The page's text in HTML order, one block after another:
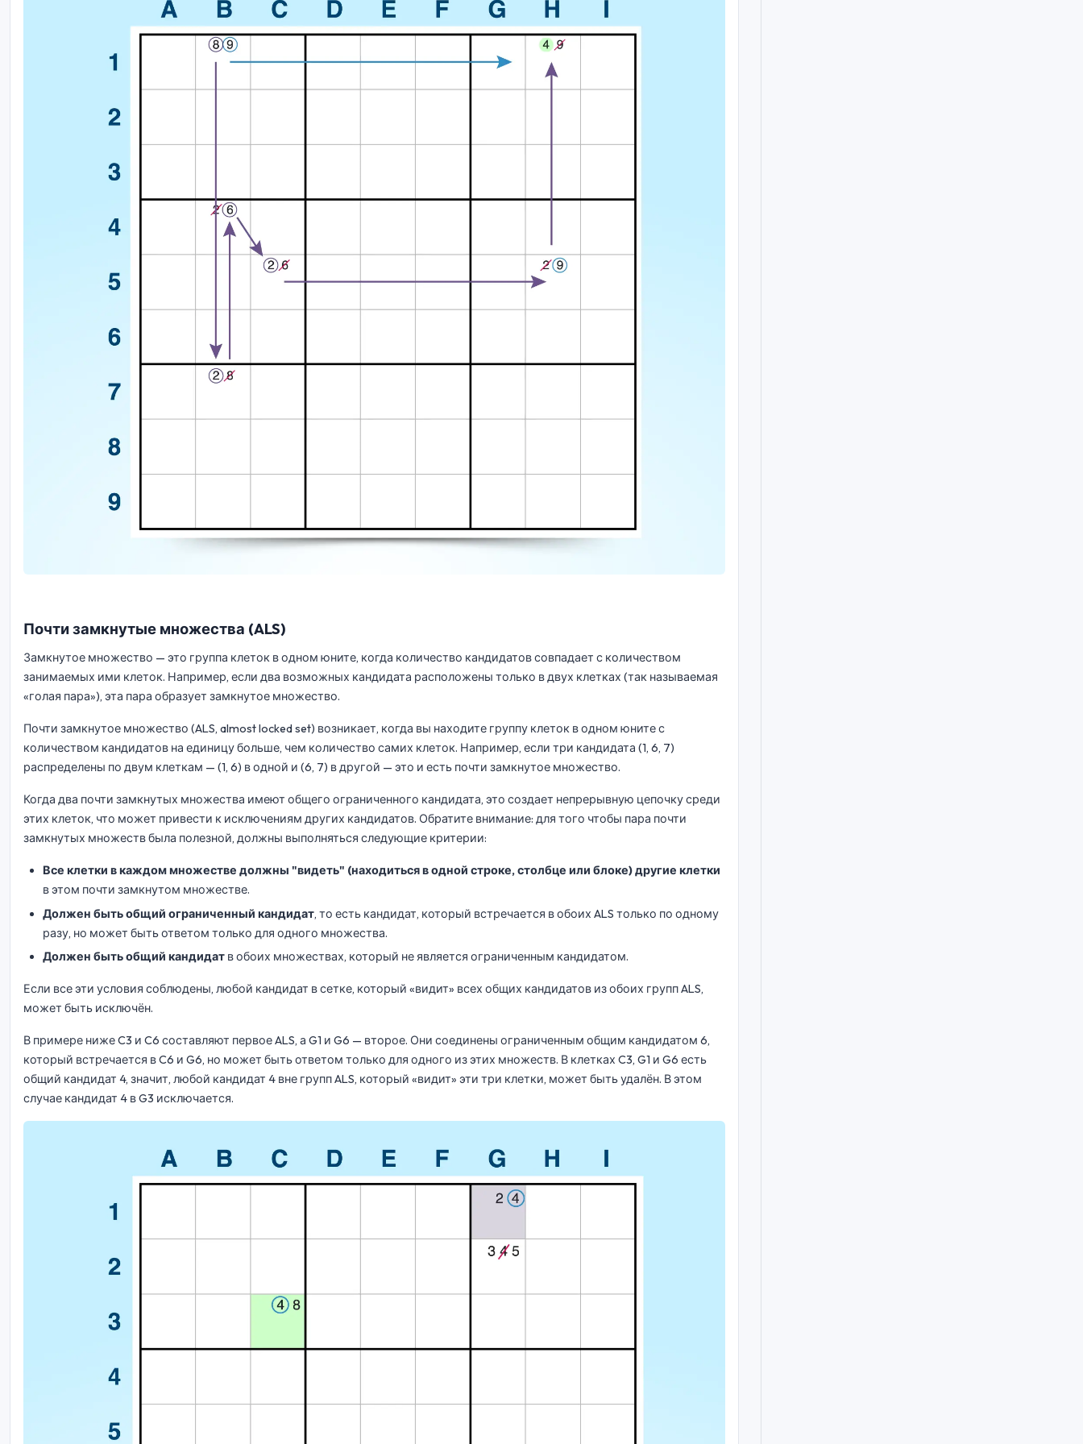
Почти замкнутые множества (ALS)
Замкнутое множество — это группа клеток в одном юните, когда количество кандидатов совпадает с количеством
занимаемых ими клеток. Например, если два возможных кандидата расположены только в двух клетках (так называемая
«голая пара»), эта пара образует замкнутое множество.
Почти замкнутое множество (ALS, almost locked set) возникает, когда вы находите группу клеток в одном юните с
количеством кандидатов на единицу больше, чем количество самих клеток. Например, если три кандидата (1, 6, 7)
распределены по двум клеткам — (1, 6) в одной и (6, 7) в другой — это и есть почти замкнутое множество.
Когда два почти замкнутых множества имеют общего ограниченного кандидата, это создает непрерывную цепочку среди
этих клеток, что может привести к исключениям других кандидатов. Обратите внимание: для того чтобы пара почти
замкнутых множеств была полезной, должны выполняться следующие критерии:
Все клетки в каждом множестве должны "видеть" (находиться в одной строке, столбце или блоке) другие клетки
в этом почти замкнутом множестве.
Должен быть общий ограниченный кандидат, то есть кандидат, который встречается в обоих ALS только по одному
разу, но может быть ответом только для одного множества.
Должен быть общий кандидат в обоих множествах, который не является ограниченным кандидатом.
Если все эти условия соблюдены, любой кандидат в сетке, который «видит» всех общих кандидатов из обоих групп ALS,
может быть исключён.
В примере ниже C3 и C6 составляют первое ALS, а G1 и G6 — второе. Они соединены ограниченным общим кандидатом 6,
который встречается в C6 и G6, но может быть ответом только для одного из этих множеств. В клетках C3, G1 и G6 есть
общий кандидат 4, значит, любой кандидат 4 вне групп ALS, который «видит» эти три клетки, может быть удалён. В этом
случае кандидат 4 в G3 исключается.